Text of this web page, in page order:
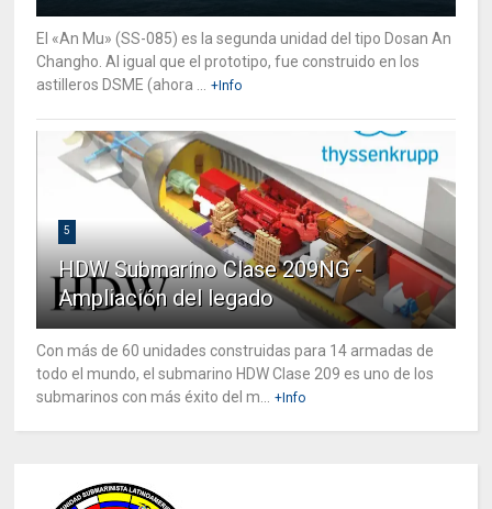
El «An Mu» (SS-085) es la segunda unidad del tipo Dosan An
Changho. Al igual que el prototipo, fue construido en los
astilleros DSME (ahora ...
+Info
5
HDW Submarino Clase 209NG -
Ampliación del legado
Con más de 60 unidades construidas para 14 armadas de
todo el mundo, el submarino HDW Clase 209 es uno de los
submarinos con más éxito del m...
+Info